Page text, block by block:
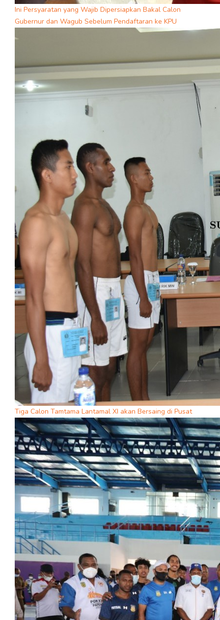
Ini Persyaratan yang Wajib Dipersiapkan Bakal Calon
Gubernur dan Wagub Sebelum Pendaftaran ke KPU
Tiga Calon Tamtama Lantamal XI akan Bersaing di Pusat